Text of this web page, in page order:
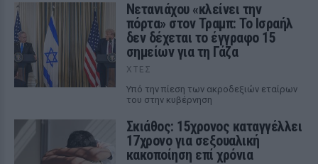
Νετανιάχου «κλείνει την
πόρτα» στον Τραμπ: Το Ισραήλ
δεν δέχεται το έγγραφο 15
σημείων για τη Γάζα
ΧΤΕΣ
Υπό την πίεση των ακροδεξιών εταίρων
του στην κυβέρνηση
Σκιάθος: 15χρονος καταγγέλλει
17χρονο για σεξουαλική
κακοποίηση επί χρόνια